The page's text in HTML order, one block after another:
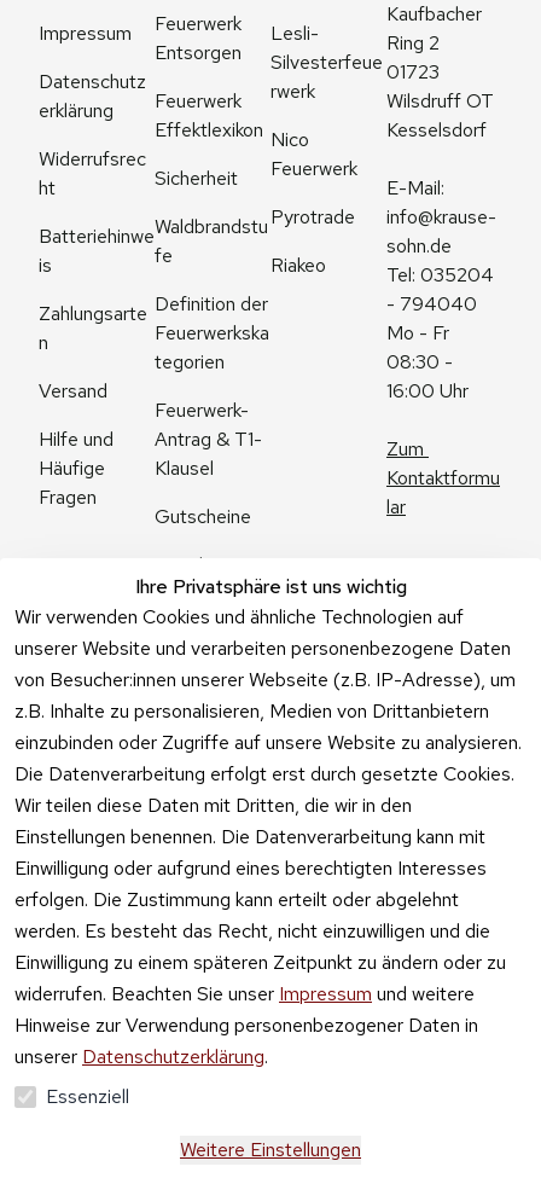
Ihre Privatsphäre ist uns wichtig
Wir verwenden Cookies und ähnliche Technologien auf
unserer Website und verarbeiten personenbezogene Daten
von Besucher:innen unserer Webseite (z.B. IP-Adresse), um
z.B. Inhalte zu personalisieren, Medien von Drittanbietern
einzubinden oder Zugriffe auf unsere Website zu analysieren.
Die Datenverarbeitung erfolgt erst durch gesetzte Cookies.
Wir teilen diese Daten mit Dritten, die wir in den
Einstellungen benennen. Die Datenverarbeitung kann mit
Einwilligung oder aufgrund eines berechtigten Interesses
erfolgen. Die Zustimmung kann erteilt oder abgelehnt
werden. Es besteht das Recht, nicht einzuwilligen und die
Einwilligung zu einem späteren Zeitpunkt zu ändern oder zu
widerrufen. Beachten Sie unser Impressum und weitere
Hinweise zur Verwendung personenbezogener Daten in
unserer Datenschutzerklärung.
Essenziell
Weitere Einstellungen
Impressum
Datenschutz
erklärung
Widerrufsrec
ht
Batteriehinwe
is
Zahlungsarte
n
Versand
Hilfe und
Häufige
Fragen
Feuerwerk
Entsorgen
Feuerwerk
Effektlexikon
Sicherheit
Waldbrandstu
fe
Definition der
Feuerwerkska
tegorien
Feuerwerk-
Antrag & T1-
Klausel
Gutscheine
Angebote
Feuerwerk
Online kaufen
Lesli-
Silvesterfeue
rwerk
Nico
Feuerwerk
Pyrotrade
Riakeo
Kaufbacher
Ring 2
01723
Wilsdruff OT
Kesselsdorf
info@krause-
sohn.de
Tel: 035204
- 794040
Mo - Fr
08:30 -
16:00 Uhr
Zum
Kontaktformu
lar
Vertrag
widerrufen